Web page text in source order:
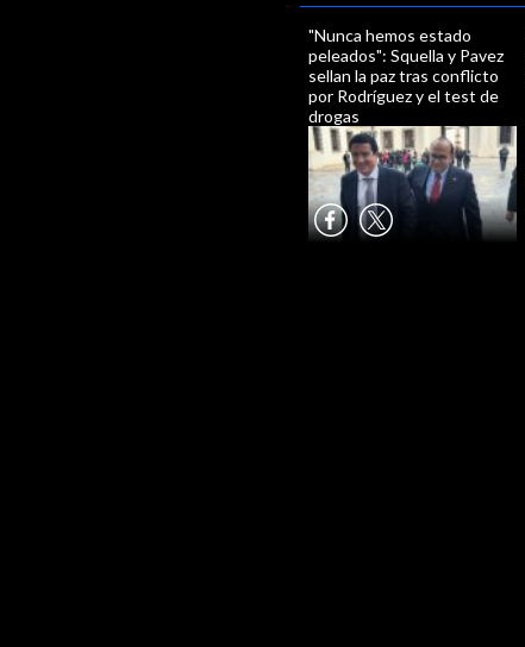
"Nunca hemos estado
peleados": Squella y Pavez
sellan la paz tras conflicto
por Rodríguez y el test de
drogas